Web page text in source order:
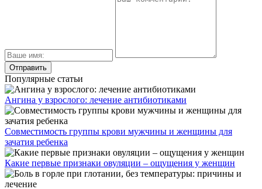
Популярные статьи
Ангина у взрослого: лечение антибиотиками
Совместимость группы крови мужчины и женщины для
зачатия ребенка
Какие первые признаки овуляции – ощущения у женщин